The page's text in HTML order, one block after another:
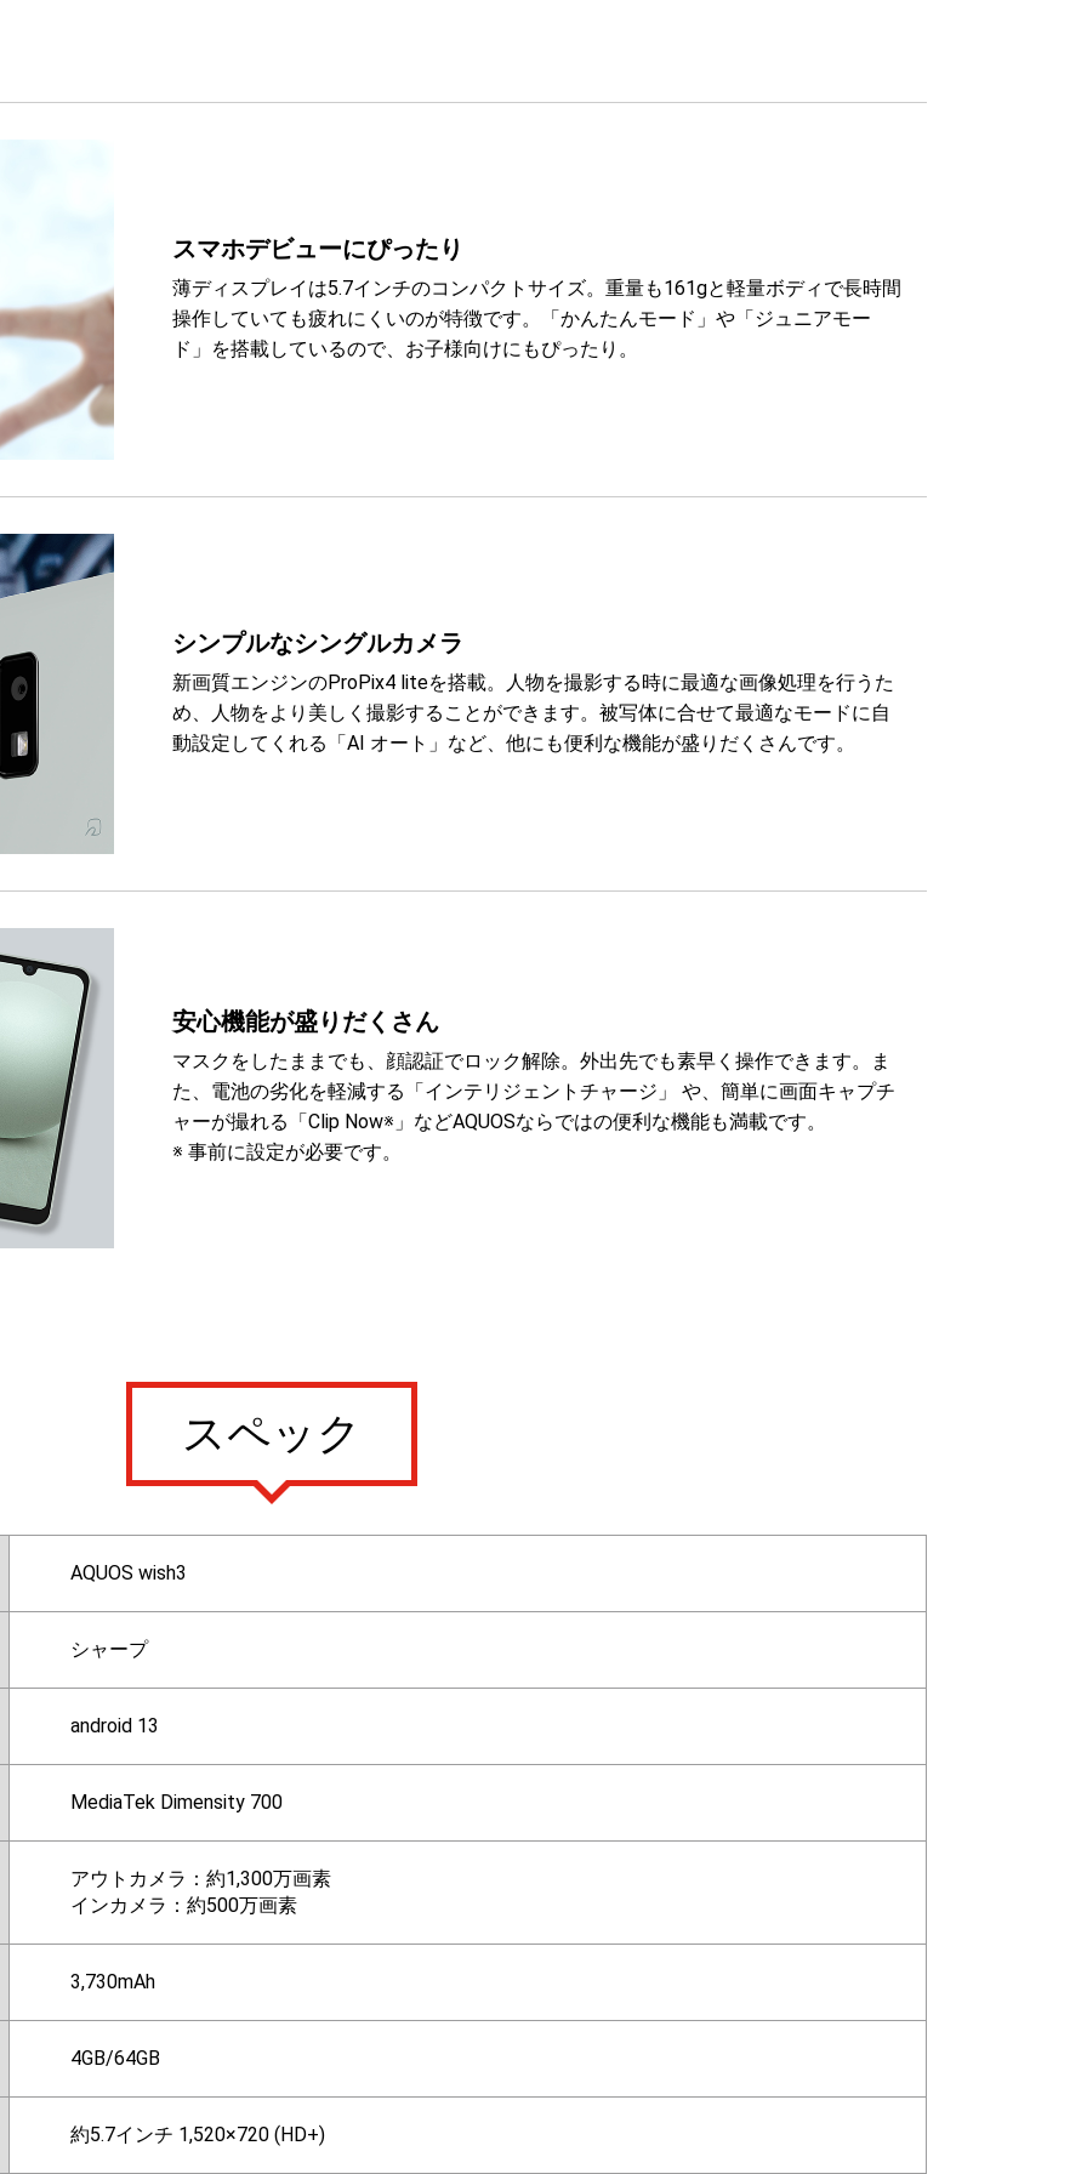
スマホデビューにぴったり
薄ディスプレイは5.7インチのコンパクトサイズ。重量も161gと軽量ボディで長時間
操作していても疲れにくいのが特徴です。「かんたんモード」や「ジュニアモー
ド」を搭載しているので、お子様向けにもぴったり。
シンプルなシングルカメラ
新画質エンジンのProPix4 liteを搭載。人物を撮影する時に最適な画像処理を行うた
め、人物をより美しく撮影することができます。被写体に合せて最適なモードに自
動設定してくれる「AI オート」など、他にも便利な機能が盛りだくさんです。
安心機能が盛りだくさん
マスクをしたままでも、顔認証でロック解除。外出先でも素早く操作できます。ま
た、電池の劣化を軽減する「インテリジェントチャージ」 や、簡単に画面キャプチ
ャーが撮れる「Clip Now※」などAQUOSならではの便利な機能も満載です。
※ 事前に設定が必要です。
スペック
AQUOS wish3
シャープ
android 13
MediaTek Dimensity 700
アウトカメラ：約1,300万画素
インカメラ：約500万画素
3,730mAh
4GB/64GB
約5.7インチ 1,520×720 (HD+)